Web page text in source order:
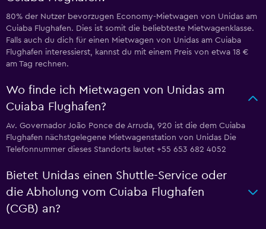
80% der Nutzer bevorzugen Economy-Mietwagen von Unidas am
Cuiaba Flughafen. Dies ist somit die beliebteste Mietwagenklasse.
Falls auch du dich für einen Mietwagen von Unidas am Cuiaba
Flughafen interessierst, kannst du mit einem Preis von etwa 18 €
am Tag rechnen.
Wo finde ich Mietwagen von Unidas am
Cuiaba Flughafen?
Av. Governador João Ponce de Arruda, 920 ist die dem Cuiaba
Flughafen nächstgelegene Mietwagenstation von Unidas Die
Telefonnummer dieses Standorts lautet +55 653 682 4052
Bietet Unidas einen Shuttle-Service oder
die Abholung vom Cuiaba Flughafen
(CGB) an?